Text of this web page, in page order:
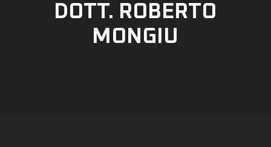
DOTT. ROBERTO
MONGIU